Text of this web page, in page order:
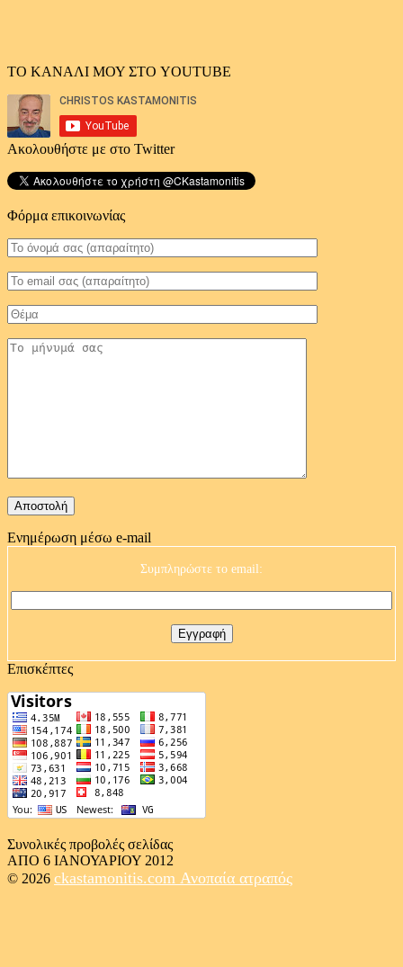
ΤΟ ΚΑΝΑΛΙ ΜΟΥ ΣΤΟ YOUTUBE
Ακολουθήστε με στο Twitter
Φόρμα επικοινωνίας
Ενημέρωση μέσω e-mail
Συμπληρώστε το email:
Επισκέπτες
Συνολικές προβολές σελίδας
ΑΠΟ 6 ΙΑΝΟΥΑΡΙΟΥ 2012
© 2026 ckastamonitis.com Ανοπαία ατραπός